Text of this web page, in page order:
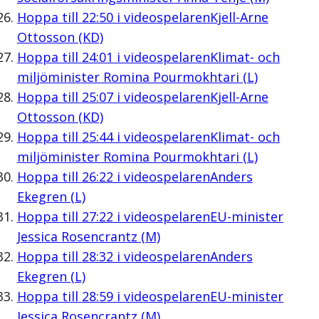
Hoppa till 22:50i videospelarenKjell-Arne
Ottosson (KD)
Hoppa till 24:01 i videospelarenKlimat- och
miljöminister Romina Pourmokhtari (L)
Hoppa till 25:07i videospelarenKjell-Arne
Ottosson (KD)
Hoppa till 25:44i videospelarenKlimat- och
miljöminister Romina Pourmokhtari (L)
Hoppa till 26:22 i videospelarenAnders
Ekegren (L)
Hoppa till 27:22 i videospelarenEU-minister
Jessica Rosencrantz (M)
Hoppa till 28:32 i videospelarenAnders
Ekegren (L)
Hoppa till 28:59i videospelarenEU-minister